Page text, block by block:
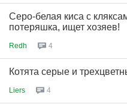
Серо-белая киса с
потеряшка, ищет хозяев!
Redh 4
Котята серые и
Liers 4